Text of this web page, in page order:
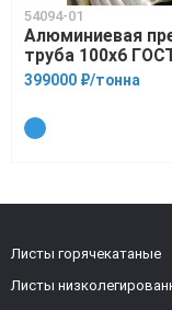
54094-01
Алюминиевая
труба 100х6
399000 ₽/тонна
Листы горячекатаные
Листы